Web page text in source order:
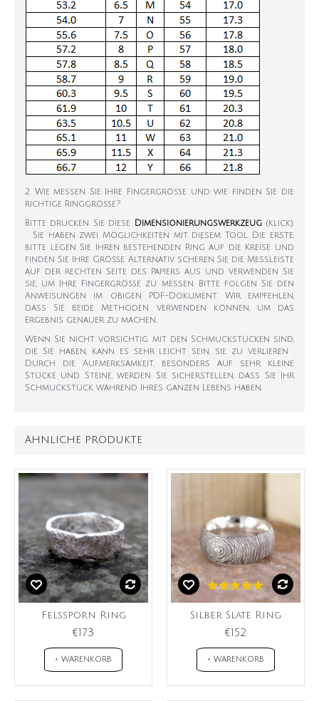
2. Wie messen Sie Ihre Fingergröße und wie finden Sie die
richtige Ringgröße?
Bitte drucken Sie diese Dimensionierungswerkzeug (klick).
Sie haben zwei Möglichkeiten mit diesem Tool. Die erste,
bitte legen Sie Ihren bestehenden Ring auf die Kreise und
finden Sie Ihre Größe. Alternativ scheren Sie die Messleiste
auf der rechten Seite des Papiers aus und verwenden Sie
sie, um Ihre Fingergröße zu messen. Bitte folgen Sie den
Anweisungen im obigen PDF-Dokument. Wir empfehlen,
dass Sie beide Methoden verwenden können, um das
Ergebnis genauer zu machen.
Wenn Sie nicht vorsichtig mit den Schmuckstücken sind,
die Sie haben, kann es sehr leicht sein, sie zu verlieren .
Durch die Aufmerksamkeit, besonders auf sehr kleine
Stücke und Steine, werden Sie sicherstellen, dass Sie Ihr
Schmuckstück während Ihres ganzen Lebens haben.
ÄHNLICHE PRODUKTE
Felssporn Ring
€173
+ WARENKORB
Silber Slate Ring
€152
+ WARENKORB